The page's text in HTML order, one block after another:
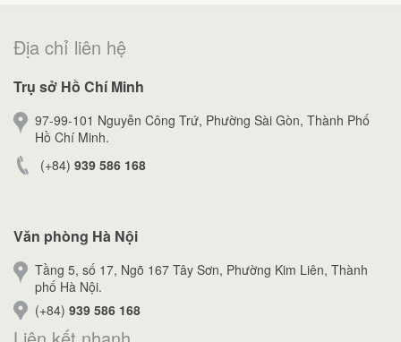
Địa chỉ liên hệ
Trụ sở Hồ Chí Minh
97-99-101 Nguyễn Công Trứ, Phường Sài Gòn, Thành Phố
Hồ Chí Minh.
(+84) 939 586 168
Văn phòng Hà Nội
Tầng 5, số 17, Ngõ 167 Tây Sơn, Phường Kim Liên, Thành
phố Hà Nội.
(+84) 939 586 168